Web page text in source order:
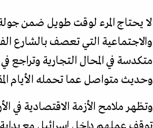
لا يحتاج المرء لوقت طويل ضمن
والاجتماعية التي تعصف بالشارع
متكدسة في المحال التجارية وتراجع في
وحديث متواصل عما تحمله الأيام
وتظهر ملامح الأزمة الاقتصادية